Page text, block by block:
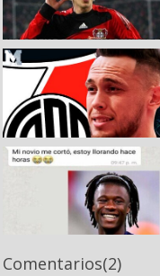
Comentarios(2)